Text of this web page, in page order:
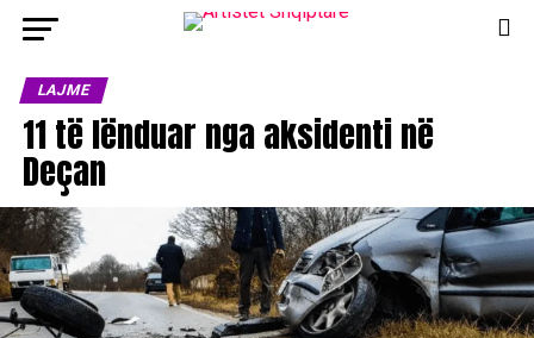
LAJME
11 të lënduar nga aksidenti në
Deçan